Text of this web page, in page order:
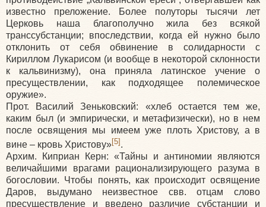
известно преложение. Более полуторы тысячи лет
Церковь наша благополучно жила без всякой
транссубстанции; впоследствии, когда ей нужно было
отклонить от себя обвинение в солидарности с
Кириллом Лукарисом (и вообще в некоторой склонности
к кальвинизму), она приняла латинское учение о
пресуществлении, как подходящее полемическое
оружие».
Прот. Василий Зеньковский:
«хлебостается тем же,
каким был (и эмпирически, и метафизически), но в нем
после освящения мы имеем уже плоть Христову, а в
вине – кровь Христову»[5] .
Архим. Киприан Керн: «Тайны и антиномии являются
величайшими врагами рационализирующего разума в
богословии. Чтобы понять, как происходит освящение
Даров, выдумано неизвестное свв. отцам слово
пресуществление и введено различие субстанции и